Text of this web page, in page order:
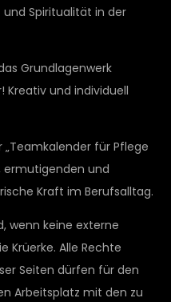
Spiritualität in der
Grundlagenwerk
Kreativ und individuell
für Pflege
ermutigenden und
Kraft im Berufsalltag.
wenn keine externe
Krüerke. Alle Rechte
Seiten dürfen für den
Arbeitsplatz mit den zu